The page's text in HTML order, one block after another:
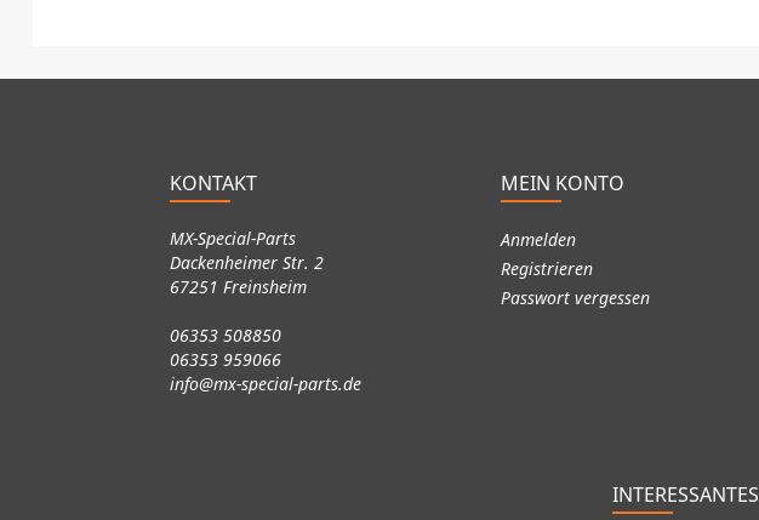
KONTAKT
MX-Special-Parts
Dackenheimer Str. 2
67251 Freinsheim
06353 508850
06353 959066
info@mx-special-parts.de
MEIN KONTO
Anmelden
Registrieren
Passwort vergessen
INTERESSANTES